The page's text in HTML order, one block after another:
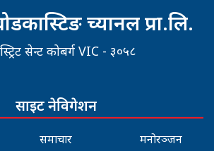
च्यानल प्रा.लि.
सेन्ट कोबर्ग VIC - ३०५८
साइट नेविगेशन
समाचार
मनोरञ्जन